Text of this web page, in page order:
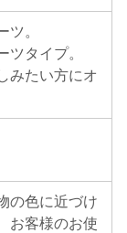
ツ。
ツタイプ。
みたい方にオ
の色に近づけ
お客様のお使